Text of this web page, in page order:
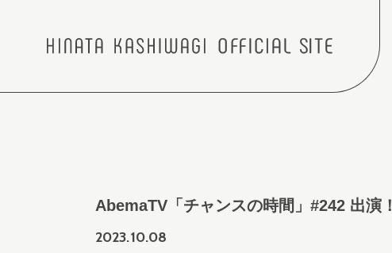
AbemaTV「チャンスの時間」#242 出演！
2023.10.08